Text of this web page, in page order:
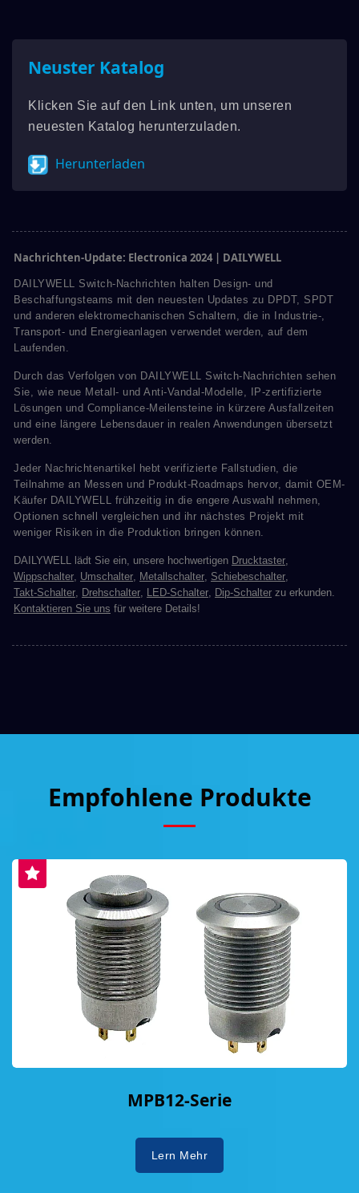
Neuster Katalog
Klicken Sie auf den Link unten, um unseren
neuesten Katalog herunterzuladen.
Herunterladen
Nachrichten-Update: Electronica 2024 | DAILYWELL
DAILYWELL Switch-Nachrichten halten Design- und
Beschaffungsteams mit den neuesten Updates zu DPDT, SPDT
und anderen elektromechanischen Schaltern, die in Industrie-,
Transport- und Energieanlagen verwendet werden, auf dem
Laufenden.
Durch das Verfolgen von DAILYWELL Switch-Nachrichten sehen
Sie, wie neue Metall- und Anti-Vandal-Modelle, IP-zertifizierte
Lösungen und Compliance-Meilensteine in kürzere Ausfallzeiten
und eine längere Lebensdauer in realen Anwendungen übersetzt
werden.
Jeder Nachrichtenartikel hebt verifizierte Fallstudien, die
Teilnahme an Messen und Produkt-Roadmaps hervor, damit OEM-
Käufer DAILYWELL frühzeitig in die engere Auswahl nehmen,
Optionen schnell vergleichen und ihr nächstes Projekt mit
weniger Risiken in die Produktion bringen können.
DAILYWELL lädt Sie ein, unsere hochwertigen Drucktaster
Wippschalter Umschalter Metallschalter Schiebeschalter
Takt-Schalter
Drehschalter LED-Schalter Dip-Schalter zu erkunden.
Kontaktieren Sie uns für weitere Details!
Empfohlene Produkte
MPB12-Serie
Lern Mehr